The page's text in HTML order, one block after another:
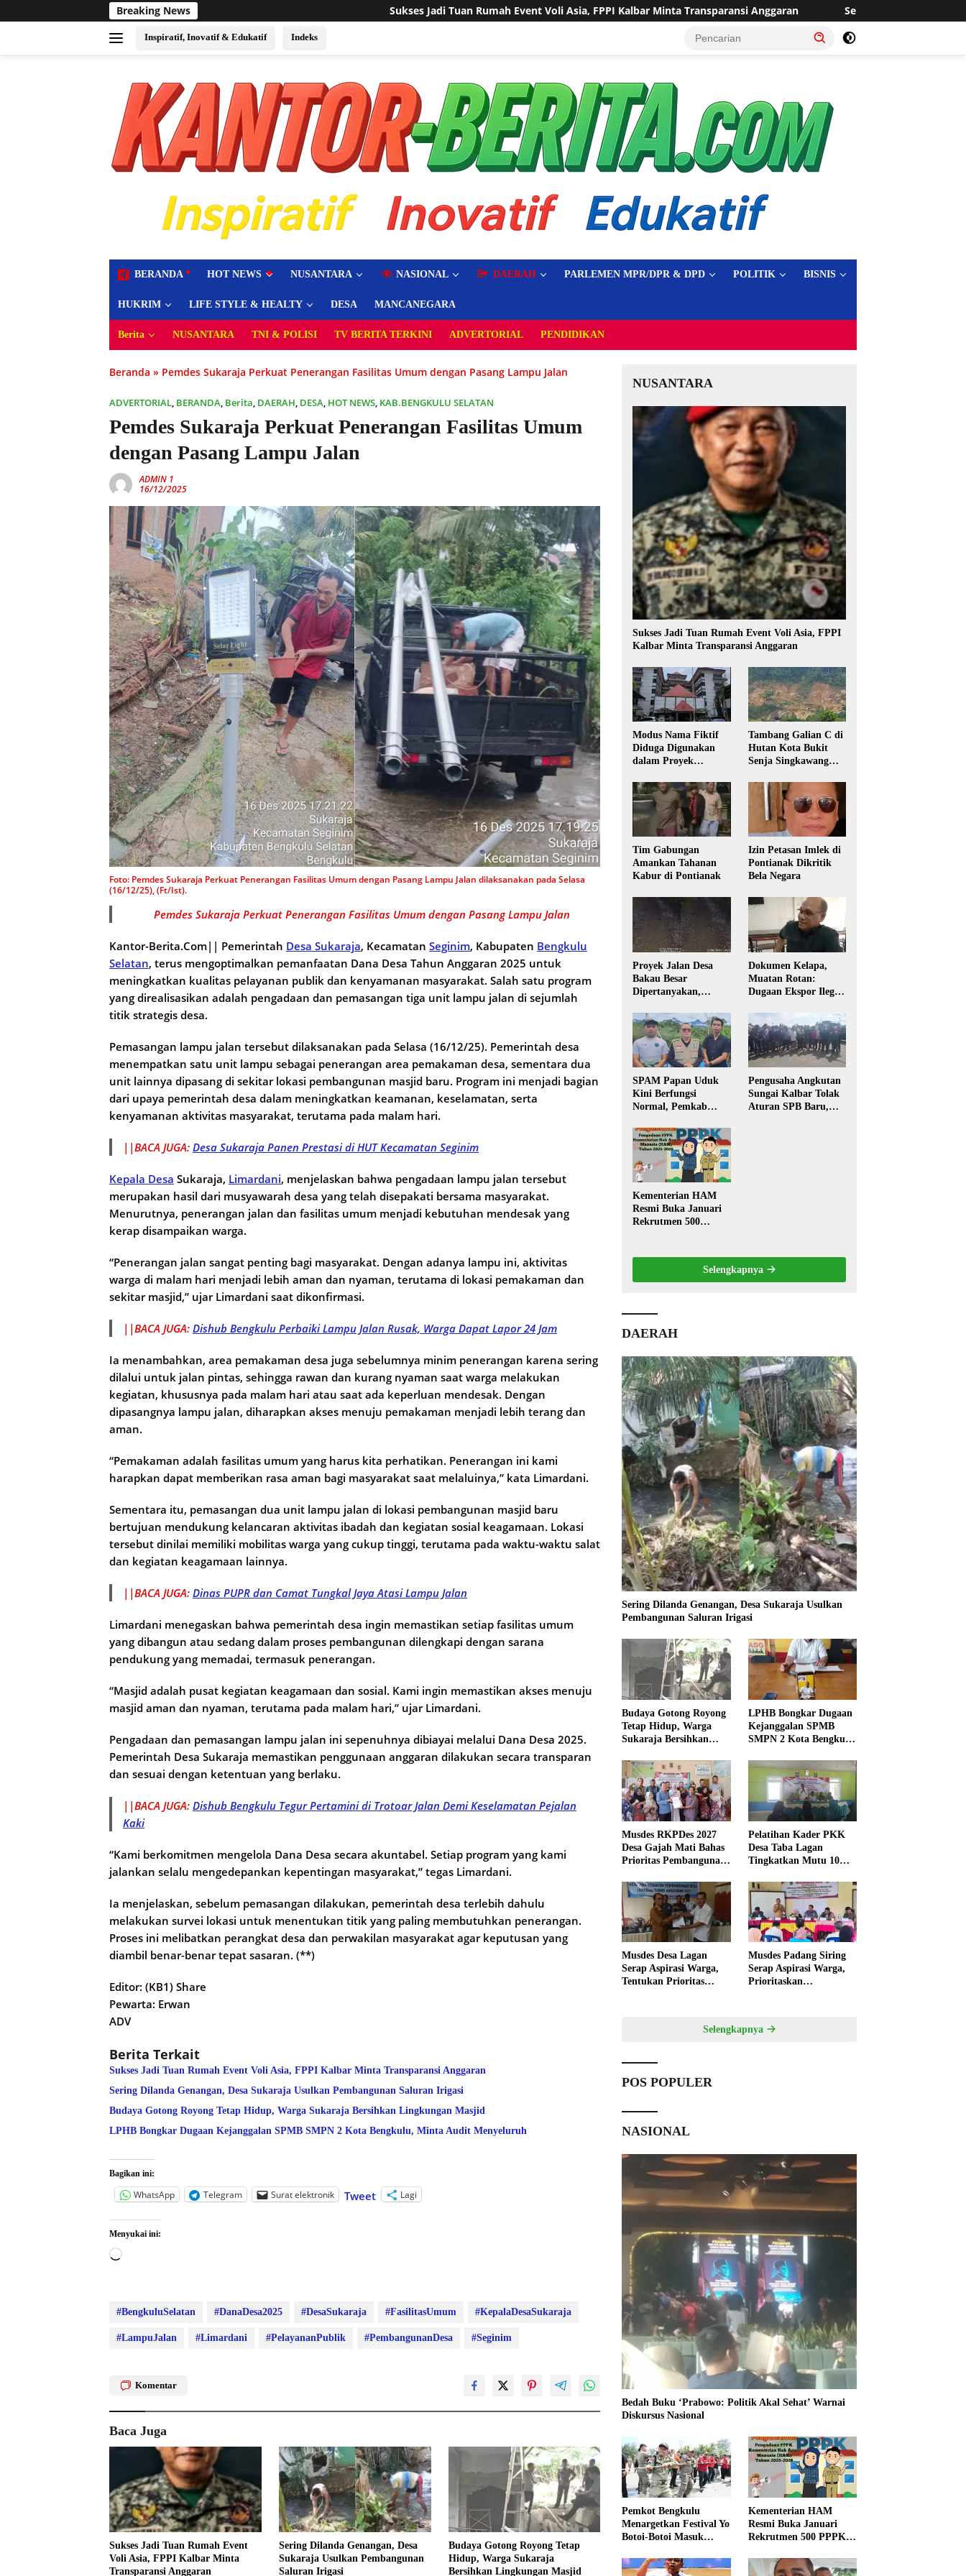
ke
Breaking News Sukses Jadi Tuan Rumah Event Voli Asia, FPPI Kalbar Minta Transparansi Anggaran Sering Dilanda Genangan, Desa Sukaraja Usulkan
Inspiratif, Inovatif & Edukatif Indeks
BERANDA HOT NEWS NUSANTARA NASIONAL DAERAH PARLEMEN MPR/DPR & DPD POLITIK BISNIS
HUKRIM LIFE STYLE & HEALTY DESA MANCANEGARA
Berita NUSANTARA TNI & POLISI TV BERITA TERKINI ADVERTORIAL PENDIDIKAN
Beranda » Pemdes Sukaraja Perkuat Penerangan Fasilitas Umum dengan Pasang Lampu Jalan
ADVERTORIAL, BERANDA, Berita, DAERAH, DESA, HOT NEWS, KAB.BENGKULU SELATAN
Pemdes Sukaraja Perkuat Penerangan Fasilitas Umum
dengan Pasang Lampu Jalan
ADMIN 1
16/12/2025
Foto: Pemdes Sukaraja Perkuat Penerangan Fasilitas Umum dengan Pasang Lampu Jalan dilaksanakan pada Selasa
(16/12/25), (Ft/Ist).
Pemdes Sukaraja Perkuat Penerangan Fasilitas Umum dengan Pasang Lampu Jalan
Kantor-Berita.Com|| Pemerintah Desa Sukaraja, Kecamatan Seginim, Kabupaten Bengkulu
Selatan, terus mengoptimalkan pemanfaatan Dana Desa Tahun Anggaran 2025 untuk
meningkatkan kualitas pelayanan publik dan kenyamanan masyarakat. Salah satu program
yang direalisasikan adalah pengadaan dan pemasangan tiga unit lampu jalan di sejumlah
titik strategis desa.
Pemasangan lampu jalan tersebut dilaksanakan pada Selasa (16/12/25). Pemerintah desa
menempatkan satu unit lampu sebagai penerangan area pemakaman desa, sementara dua
unit lainnya dipasang di sekitar lokasi pembangunan masjid baru. Program ini menjadi bagian
dari upaya pemerintah desa dalam meningkatkan keamanan, keselamatan, serta
kenyamanan aktivitas masyarakat, terutama pada malam hari.
||BACA JUGA: Desa Sukaraja Panen Prestasi di HUT Kecamatan Seginim
Kepala Desa Sukaraja, Limardani, menjelaskan bahwa pengadaan lampu jalan tersebut
merupakan hasil dari musyawarah desa yang telah disepakati bersama masyarakat.
Menurutnya, penerangan jalan dan fasilitas umum menjadi kebutuhan mendesak yang
kerap disampaikan warga.
“Penerangan jalan sangat penting bagi masyarakat. Dengan adanya lampu ini, aktivitas
warga di malam hari menjadi lebih aman dan nyaman, terutama di lokasi pemakaman dan
sekitar masjid,” ujar Limardani saat dikonfirmasi.
||BACA JUGA: Dishub Bengkulu Perbaiki Lampu Jalan Rusak, Warga Dapat Lapor 24 Jam
Ia menambahkan, area pemakaman desa juga sebelumnya minim penerangan karena sering
dilalui untuk jalan pintas, sehingga rawan dan kurang nyaman saat warga melakukan
kegiatan, khususnya pada malam hari atau saat ada keperluan mendesak. Dengan
dipasangnya lampu jalan, diharapkan akses menuju pemakaman menjadi lebih terang dan
aman.
“Pemakaman adalah fasilitas umum yang harus kita perhatikan. Penerangan ini kami
harapkan dapat memberikan rasa aman bagi masyarakat saat melaluinya,” kata Limardani.
Sementara itu, pemasangan dua unit lampu jalan di lokasi pembangunan masjid baru
bertujuan mendukung kelancaran aktivitas ibadah dan kegiatan sosial keagamaan. Lokasi
tersebut dinilai memiliki mobilitas warga yang cukup tinggi, terutama pada waktu-waktu salat
dan kegiatan keagamaan lainnya.
||BACA JUGA: Dinas PUPR dan Camat Tungkal Jaya Atasi Lampu Jalan
Limardani menegaskan bahwa pemerintah desa ingin memastikan setiap fasilitas umum
yang dibangun atau sedang dalam proses pembangunan dilengkapi dengan sarana
pendukung yang memadai, termasuk penerangan.
“Masjid adalah pusat kegiatan keagamaan dan sosial. Kami ingin memastikan akses menuju
masjid aman dan nyaman, terutama pada malam hari,” ujar Limardani.
Pengadaan dan pemasangan lampu jalan ini sepenuhnya dibiayai melalui Dana Desa 2025.
Pemerintah Desa Sukaraja memastikan penggunaan anggaran dilakukan secara transparan
dan sesuai dengan ketentuan yang berlaku.
||BACA JUGA: Dishub Bengkulu Tegur Pertamini di Trotoar Jalan Demi Keselamatan Pejalan
Kaki
“Kami berkomitmen mengelola Dana Desa secara akuntabel. Setiap program yang kami
jalankan selalu mengedepankan kepentingan masyarakat,” tegas Limardani.
Ia menjelaskan, sebelum pemasangan dilakukan, pemerintah desa terlebih dahulu
melakukan survei lokasi untuk menentukan titik yang paling membutuhkan penerangan.
Proses ini melibatkan perangkat desa dan perwakilan masyarakat agar keputusan yang
diambil benar-benar tepat sasaran. (**)
Editor: (KB1) Share
Pewarta: Erwan
ADV
Berita Terkait
Sukses Jadi Tuan Rumah Event Voli Asia, FPPI Kalbar Minta Transparansi Anggaran
Sering Dilanda Genangan, Desa Sukaraja Usulkan Pembangunan Saluran Irigasi
Budaya Gotong Royong Tetap Hidup, Warga Sukaraja Bersihkan Lingkungan Masjid
LPHB Bongkar Dugaan Kejanggalan SPMB SMPN 2 Kota Bengkulu, Minta Audit Menyeluruh
Bagikan ini:
WhatsApp Telegram Surat elektronik Tweet Lagi
Menyukai ini:
Memuat...
#BengkuluSelatan #DanaDesa2025 #DesaSukaraja #FasilitasUmum #KepalaDesaSukaraja
#LampuJalan #Limardani #PelayananPublik #PembangunanDesa #Seginim
Komentar
Baca Juga
Sukses Jadi Tuan Rumah Event
Voli Asia, FPPI Kalbar Minta
Transparansi Anggaran
Sering Dilanda Genangan, Desa
Sukaraja Usulkan Pembangunan
Saluran Irigasi
Budaya Gotong Royong Tetap
Hidup, Warga Sukaraja
Bersihkan Lingkungan Masjid
NUSANTARA
Sukses Jadi Tuan Rumah Event Voli Asia, FPPI
Kalbar Minta Transparansi Anggaran
Modus Nama Fiktif
Diduga Digunakan
dalam Proyek
Tambang Galian C di
Hutan Kota Bukit
Senja Singkawang
Tim Gabungan
Amankan Tahanan
Kabur di Pontianak
Izin Petasan Imlek di
Pontianak Dikritik
Bela Negara
Proyek Jalan Desa
Bakau Besar
Dipertanyakan,
dan Transparansi
Pelaksanaan
Pembangunan
Dokumen Kelapa,
Muatan Rotan:
Dugaan Ekspor Ilegal
Publik Kalbar
SPAM Papan Uduk
Kini Berfungsi
Normal, Pemkab
Distribusi Air Bersih
Lancar ke Rumah
Warga
Pengusaha Angkutan
Sungai Kalbar Tolak
Aturan SPB Baru,
Kementerian HAM
Resmi Buka Januari
Rekrutmen 500
Selengkapnya
DAERAH
Sering Dilanda Genangan, Desa Sukaraja Usulkan
Pembangunan Saluran Irigasi
Budaya Gotong Royong
Tetap Hidup, Warga
Sukaraja Bersihkan
LPHB Bongkar Dugaan
Kejanggalan SPMB
SMPN 2 Kota Bengkulu,
Menyeluruh
Musdes RKPDes 2027
Desa Gajah Mati Bahas
Prioritas Pembangunan
Pelatihan Kader PKK
Desa Taba Lagan
Tingkatkan Mutu 10
Musdes Desa Lagan
Serap Aspirasi Warga,
Tentukan Prioritas
Musdes Padang Siring
Serap Aspirasi Warga,
Prioritaskan
Selengkapnya
POS POPULER
NASIONAL
Bedah Buku ‘Prabowo: Politik Akal Sehat’ Warnai
Diskursus Nasional
Pemkot Bengkulu
Menargetkan Festival Yo
Botoi-Botoi Masuk
Nasional
Kementerian HAM
Resmi Buka Januari
Rekrutmen 500 PPPK,